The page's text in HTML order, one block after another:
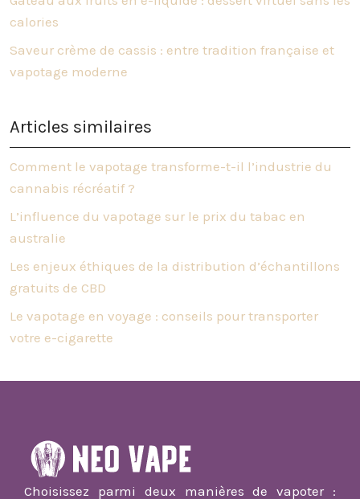
calories
Saveur crème de cassis : entre tradition française et
vapotage moderne
Articles similaires
Comment le vapotage transforme-t-il l’industrie du
cannabis récréatif ?
L’influence du vapotage sur le prix du tabac en
australie
Les enjeux éthiques de la distribution d’échantillons
gratuits de CBD
Le vapotage en voyage : conseils pour transporter
votre e-cigarette
Choisissez parmi deux manières de vapoter :